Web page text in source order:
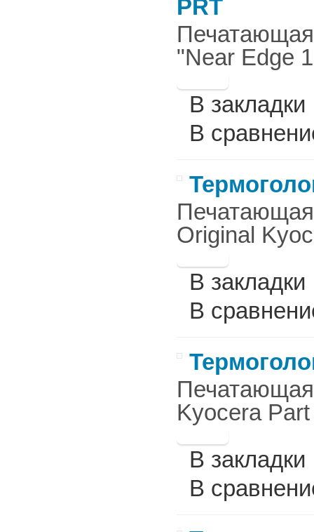
PRT
Печатающая
"Near Edge
В закладки
В
Печатающая
Original
В закладки
В
Печатающая
Kyocera
В закладки
В